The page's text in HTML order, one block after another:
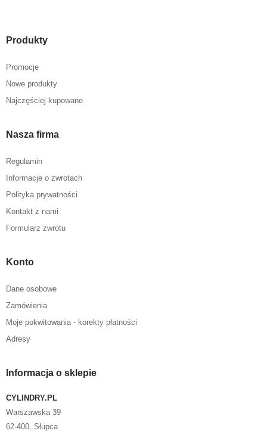
Produkty
Promocje
Nowe produkty
Najczęściej kupowane
Nasza firma
Regulamin
Informacje o zwrotach
Polityka prywatności
Kontakt z nami
Formularz zwrotu
Konto
Dane osobowe
Zamówienia
Moje pokwitowania - korekty płatności
Adresy
Informacja o sklepie
CYLINDRY.PL
Warszawska 39
62-400, Słupca